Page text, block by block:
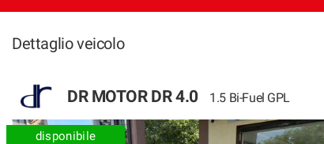
NEWS
Dettaglio veicolo
DR MOTOR DR 4.0 1.5 Bi-Fuel GPL
disponibile